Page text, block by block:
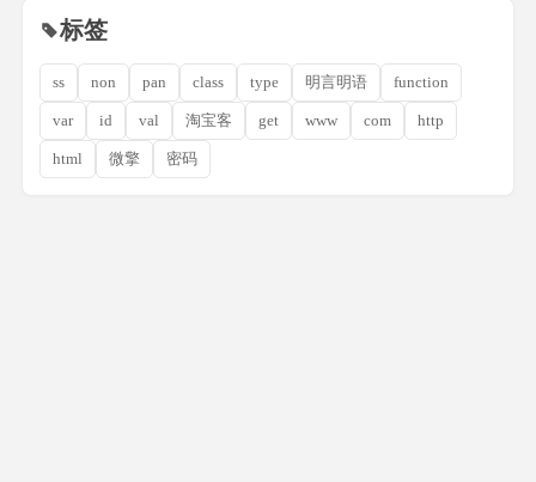
标签
ss non pan class type 明言明语 function
var id val 淘宝客 get www com http
html 微擎 密码